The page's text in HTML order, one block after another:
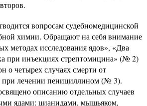
вопросам судебномедицинской
химии. Обращают на себя внимание
методах исследования ядов», «Два
при инъекциях стрептомицина» (№ 2)
четырех случаях смерти от
при лечении пенициллином (№ 3).
описанию отдельных случаев
ядами: цианидами, мышьяком,